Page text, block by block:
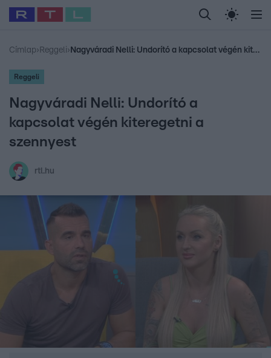
Legfrissebb RTL Híradó Randi Celeb vagyok,
Babits Marcella Most Wanted Gallusz
Címlap› Reggeli› Nagyváradi Nelli: Undorító a kapcsolat végén kiteregetni a szennyest
Reggeli
Nagyváradi Nelli: Undorító a
kapcsolat végén kiteregetni a
szennyest
rtl.hu